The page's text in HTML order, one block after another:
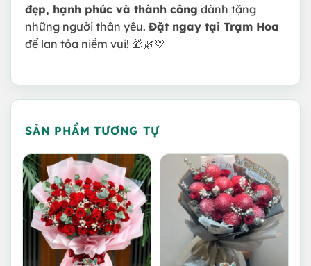
đẹp, hạnh phúc và thành công dành tặng
những người thân yêu. Đặt ngay tại Trạm Hoa
để lan tỏa niềm vui! 🎁🌿💛
SẢN PHẨM TƯƠNG TỰ